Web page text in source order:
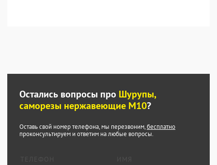
Остались вопросы про Шурупы,
саморезы нержавеющие М10?
Оставь свой номер телефона, мы перезвоним,бесплатно
проконсультируем и ответим на любые вопросы.